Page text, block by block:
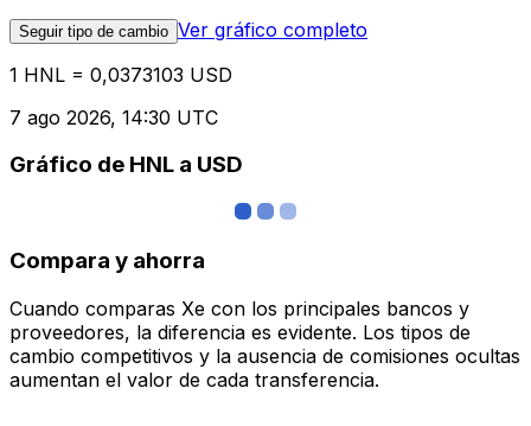
Seguir tipo de cambio Ver gráfico completo
1 HNL = 0,0373103 USD
7 ago 2026, 14:30 UTC
Gráfico de HNL a USD
Compara y ahorra
Cuando comparas Xe con los principales bancos y
proveedores, la diferencia es evidente. Los tipos de
cambio competitivos y la ausencia de comisiones ocultas
aumentan el valor de cada transferencia.